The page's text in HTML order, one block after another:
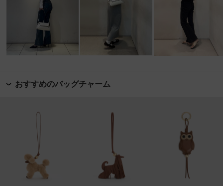
おすすめのバッグチャーム